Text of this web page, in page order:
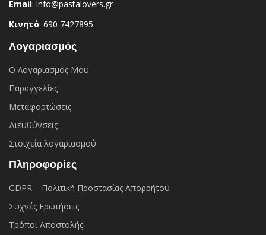
Email: info@pastalovers.gr
Κινητό: 690 7427895
Λογαριασμός
Ο Λογαριασμός Μου
Παραγγελίες
Μεταφορτώσεις
Διευθύνσεις
Στοιχεία λογαριασμού
Πληροφορίες
GDPR – Πολιτική Προστασίας Απορρήτου
Συχνές Eρωτήσεις
Τρόποι Αποστολής